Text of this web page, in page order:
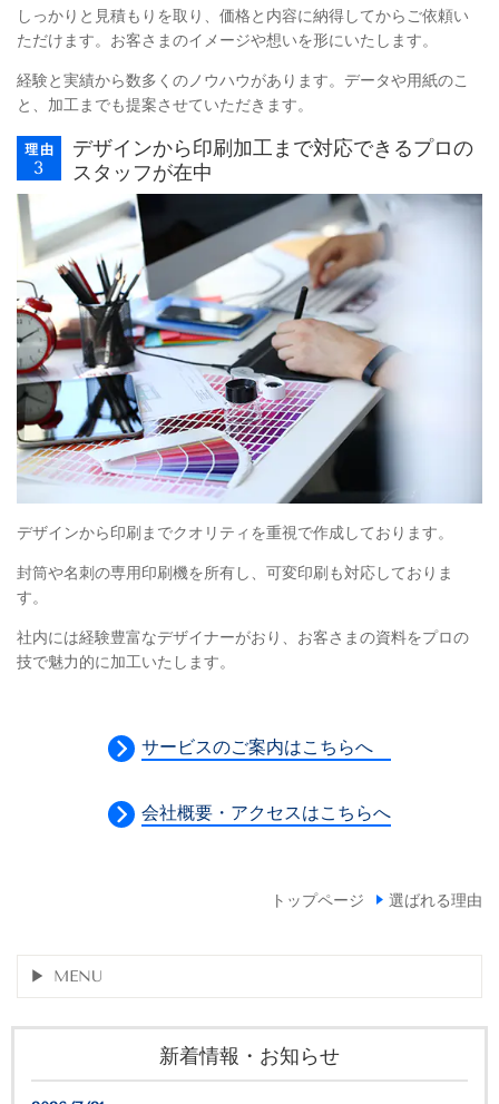
しっかりと見積もりを取り、価格と内容に納得してからご依頼い
ただけます。お客さまのイメージや想いを形にいたします。
経験と実績から数多くのノウハウがあります。データや用紙のこ
と、加工までも提案させていただきます。
デザインから印刷加工まで対応できるプロの
スタッフが在中
デザインから印刷までクオリティを重視で作成しております。
封筒や名刺の専用印刷機を所有し、可変印刷も対応しておりま
す。
社内には経験豊富なデザイナーがおり、お客さまの資料をプロの
技で魅力的に加工いたします。
サービスのご案内はこちらへ
会社概要・アクセスはこちらへ
トップページ 選ばれる理由
MENU
新着情報・お知らせ